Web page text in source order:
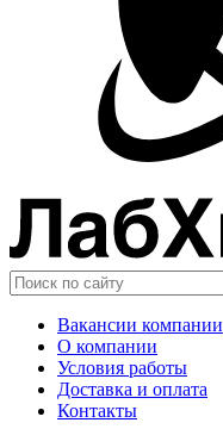
Вакансии компании
О компании
Условия работы
Доставка и оплата
Контакты